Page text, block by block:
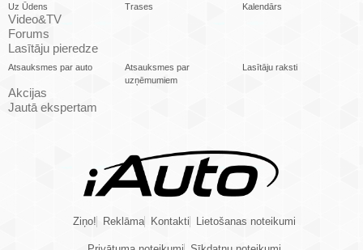
Uz Ūdens
Trases Kalendārs
Video&TV
Forums
Lasītāju pieredze
Atsauksmes par auto
Atsauksmes par
uzņēmumiem
Lasītāju raksti
Akcijas
Jautā ekspertam
Ziņo! Reklāma Kontakti Lietošanas noteikumi